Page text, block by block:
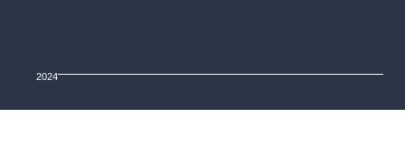
2024